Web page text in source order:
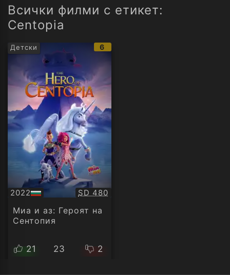
Всички филми с етикет:
Centopia
Детски
IMDb
6
2022
БГ
аудио
Качество:
SD 480
Миа и аз: Героят на
Сентопия
21 23 2